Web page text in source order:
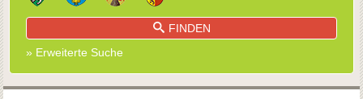
FINDEN
» Erweiterte Suche